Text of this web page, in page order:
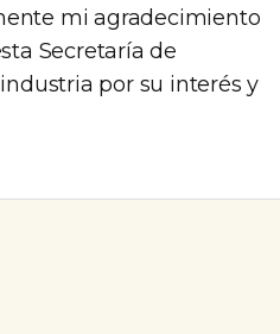
mi agradecimiento
Secretaría de
por su interés y